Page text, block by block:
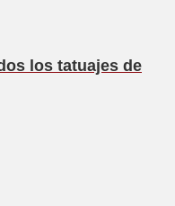
los tatuajes de